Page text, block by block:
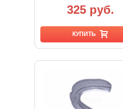
325 руб.
КУПИТЬ